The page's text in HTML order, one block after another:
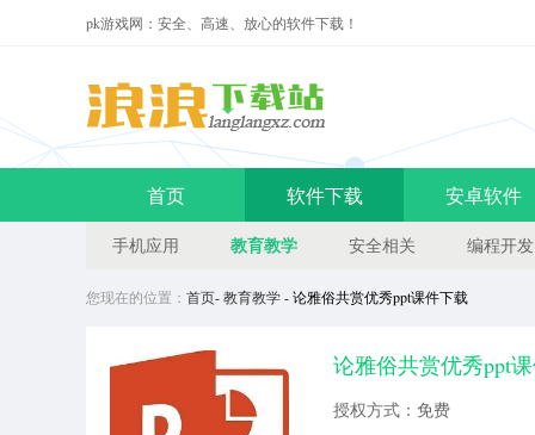
pk游戏网：安全、高速、放心的软件下载！
首页 软件下载 安卓软件
手机应用 教育教学 安全相关 编程开发
您现在的位置： 首页-教育教学- 论雅俗共赏优秀ppt课件下载
论雅俗共赏优秀ppt
授权方式：免费